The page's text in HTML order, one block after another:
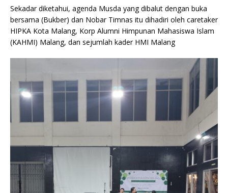
Sekadar diketahui, agenda Musda yang dibalut dengan buka
bersama (Bukber) dan Nobar Timnas itu dihadiri oleh caretaker
HIPKA Kota Malang, Korp Alumni Himpunan Mahasiswa Islam
(KAHMI) Malang, dan sejumlah kader HMI Malang